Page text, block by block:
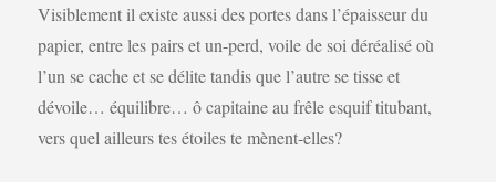
Visiblement il existe aussi des portes dans l’épaisseur du
papier, entre les pairs et un-perd, voile de soi déréalisé où
l’un se cache et se délite tandis que l’autre se tisse et
dévoile… équilibre… ô capitaine au frêle esquif titubant,
vers quel ailleurs tes étoiles te mènent-elles?